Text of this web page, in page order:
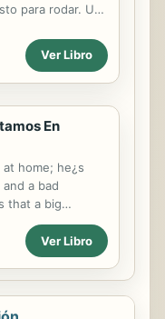
para rodar. Una
Ver Libro
En
home; he¿s
a bad
that a big
for him, but it
parents don¿t
they
With an
dose of
Ver Libro